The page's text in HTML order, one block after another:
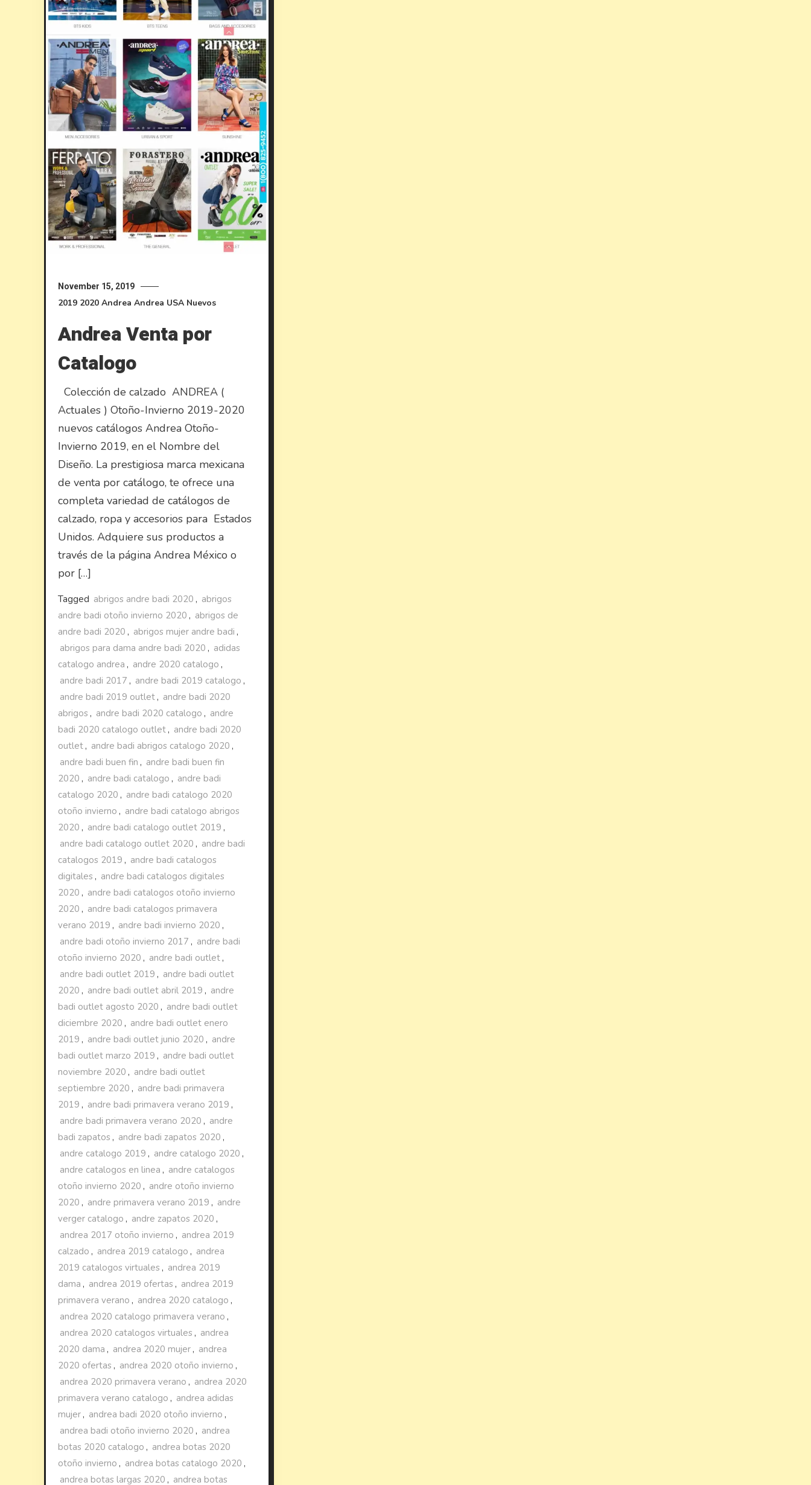
November 15, 2019
2019 2020 Andrea Andrea USA Nuevos
Andrea Venta por
Catalogo
Colección de calzado ANDREA (
Actuales ) Otoño-Invierno 2019-2020
nuevos catálogos Andrea Otoño-
Invierno 2019, en el Nombre del
Diseño. La prestigiosa marca mexicana
de venta por catálogo, te ofrece una
completa variedad de catálogos de
calzado, ropa y accesorios para Estados
Unidos. Adquiere sus productos a
través de la página Andrea México o
por […]
Tagged abrigos andre badi 2020 , abrigos
andre badi otoño invierno 2020 , abrigos de
andre badi 2020 , abrigos mujer andre badi ,
abrigos para dama andre badi 2020 , adidas
catalogo andrea , andre 2020 catalogo ,
andre badi 2017 , andre badi 2019 catalogo ,
andre badi 2019 outlet , andre badi 2020
abrigos , andre badi 2020 catalogo , andre
badi 2020 catalogo outlet , andre badi 2020
outlet , andre badi abrigos catalogo 2020 ,
andre badi buen fin , andre badi buen fin
2020 , andre badi catalogo , andre badi
catalogo 2020 , andre badi catalogo 2020
otoño invierno , andre badi catalogo abrigos
2020 , andre badi catalogo outlet 2019 ,
andre badi catalogo outlet 2020 , andre badi
catalogos 2019 , andre badi catalogos
digitales , andre badi catalogos digitales
2020 , andre badi catalogos otoño invierno
2020 , andre badi catalogos primavera
verano 2019 , andre badi invierno 2020 ,
andre badi otoño invierno 2017 , andre badi
otoño invierno 2020 , andre badi outlet ,
andre badi outlet 2019 , andre badi outlet
2020 , andre badi outlet abril 2019 , andre
badi outlet agosto 2020 , andre badi outlet
diciembre 2020 , andre badi outlet enero
2019 , andre badi outlet junio 2020 , andre
badi outlet marzo 2019 , andre badi outlet
noviembre 2020 , andre badi outlet
septiembre 2020 , andre badi primavera
2019 , andre badi primavera verano 2019 ,
andre badi primavera verano 2020 , andre
badi zapatos , andre badi zapatos 2020 ,
andre catalogo 2019 , andre catalogo 2020 ,
andre catalogos en linea , andre catalogos
otoño invierno 2020 , andre otoño invierno
2020 , andre primavera verano 2019 , andre
verger catalogo , andre zapatos 2020 ,
andrea 2017 otoño invierno , andrea 2019
calzado , andrea 2019 catalogo , andrea
2019 catalogos virtuales , andrea 2019
dama , andrea 2019 ofertas , andrea 2019
primavera verano , andrea 2020 catalogo ,
andrea 2020 catalogo primavera verano ,
andrea 2020 catalogos virtuales , andrea
2020 dama , andrea 2020 mujer , andrea
2020 ofertas , andrea 2020 otoño invierno ,
andrea 2020 primavera verano , andrea 2020
primavera verano catalogo , andrea adidas
mujer , andrea badi 2020 otoño invierno ,
andrea badi otoño invierno 2020 , andrea
botas 2020 catalogo , andrea botas 2020
otoño invierno , andrea botas catalogo 2020 ,
andrea botas largas 2020 , andrea botas